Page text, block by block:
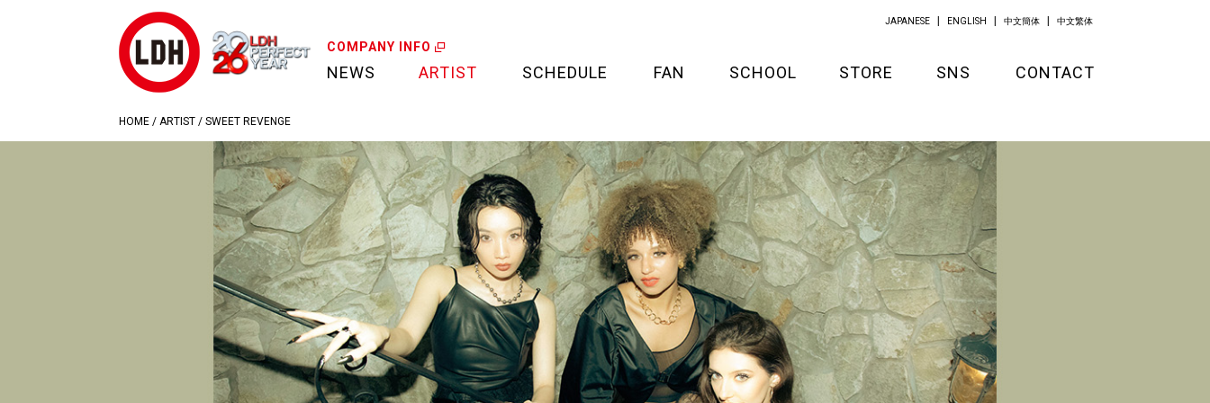
COMPANY INFO
NEWS ARTIST SCHEDULE
CALENDAR
FAN
FAN CLUB
MEDIA
CREDIT CARD
PROJECT
SCHOOL STORE
APPAREL
KITCHEN
SNS CONTACT
JAPANESE ENGLISH 中文簡体 中文繁体
HOME / ARTIST / SWEET REVENGE